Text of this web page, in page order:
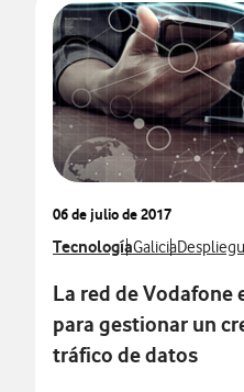
06 de julio de 2017
Ver más notas de prensa
TecnologíaVer más notas
GaliciaVer más
La red de Vodafone
para gestionar un
tráfico de datos